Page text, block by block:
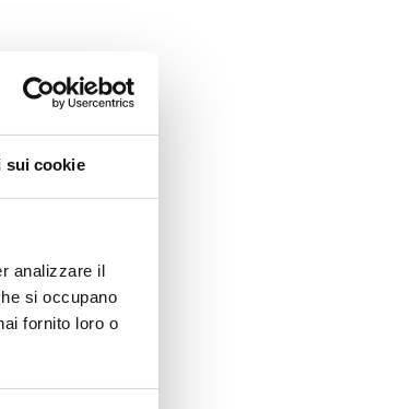
sui cookie
analizzare il
si occupano
fornito loro o
AMAP
idrici
per uso